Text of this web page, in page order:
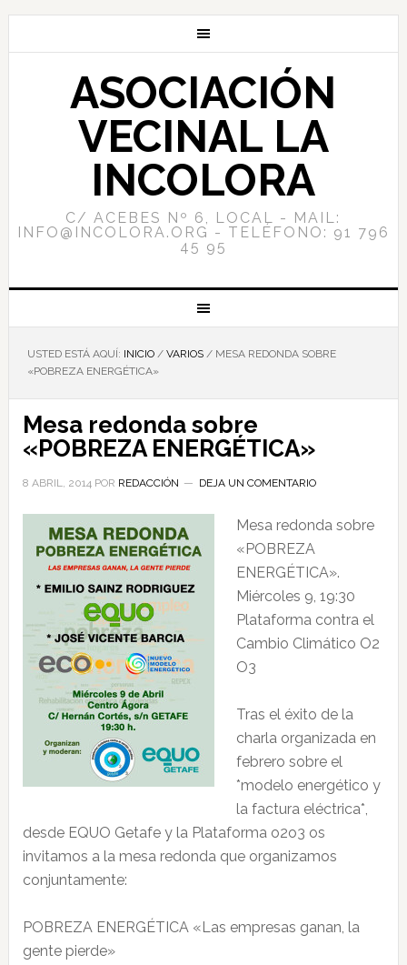
ASOCIACIÓN
VECINAL LA
INCOLORA
C/ ACEBES Nº 6, LOCAL - MAIL:
INFO@INCOLORA.ORG - TELÉFONO: 91 796
45 95
USTED ESTÁ AQUÍ: INICIO / VARIOS /MESA REDONDA SOBRE
«POBREZA ENERGÉTICA»
Mesa redonda sobre
«POBREZA ENERGÉTICA»
8 ABRIL, 2014POR REDACCIÓN DEJA UN COMENTARIO
Mesa redonda sobre
«POBREZA
ENERGÉTICA».
Miércoles 9, 19:30
Plataforma contra el
Cambio Climático O2
O3
Tras el éxito de la
charla organizada en
febrero sobre el
*modelo energético y
la factura eléctrica*,
desde EQUO Getafe y la Plataforma o2o3 os
invitamos a la mesa redonda que organizamos
conjuntamente:
POBREZA ENERGÉTICA «Las empresas ganan, la
gente pierde»